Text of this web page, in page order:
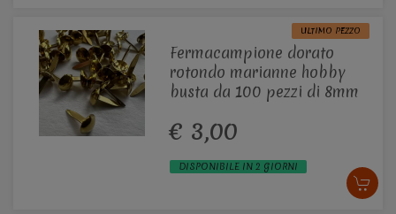
ULTIMO PEZZO
Fermacampione dorato
rotondo marianne hobby
busta da 100 pezzi di 8mm
€ 3,00
DISPONIBILE IN 2 GIORNI